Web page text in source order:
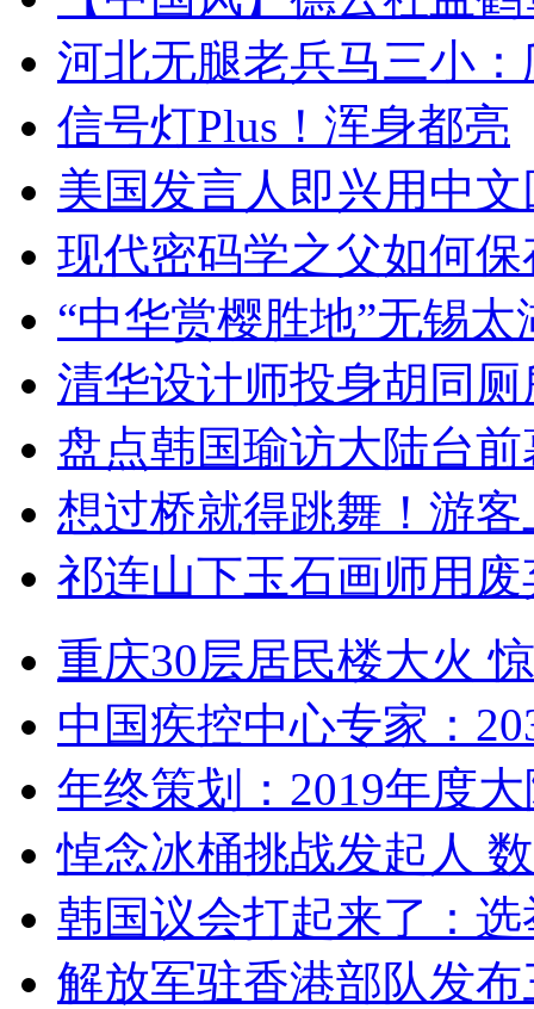
河北无腿老兵马三小
信号灯Plus！浑身都亮
美国发言人即兴用中
现代密码学之父如何
“中华赏樱胜地”无锡
清华设计师投身胡同
盘点韩国瑜访大陆台
想过桥就得跳舞！游客
祁连山下玉石画师用
重庆30层居民楼大火
中国疾控中心专家：
年终策划：2019年度
悼念冰桶挑战发起人
韩国议会打起来了：
解放军驻香港部队发